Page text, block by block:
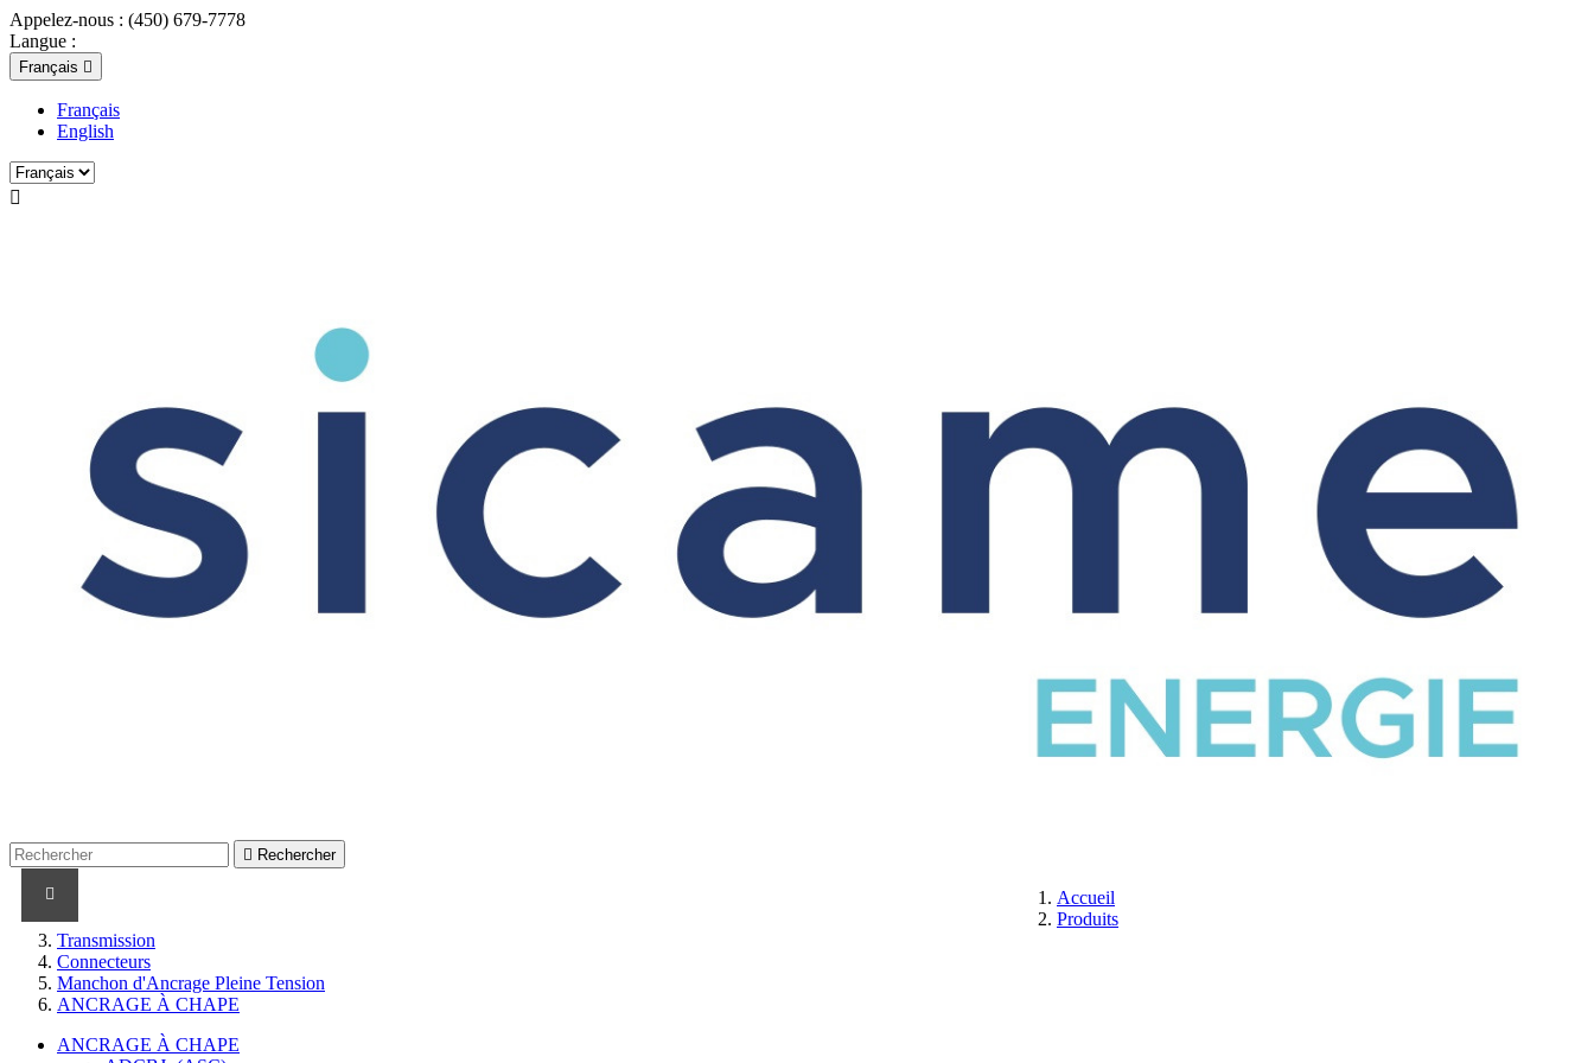
Appelez-nous : (450) 679-7778
Langue :
Français 
Français
English

 Rechercher
Accueil
Produits
Transmission
Connecteurs
Manchon d'Ancrage Pleine Tension
ANCRAGE À CHAPE
ANCRAGE À CHAPE